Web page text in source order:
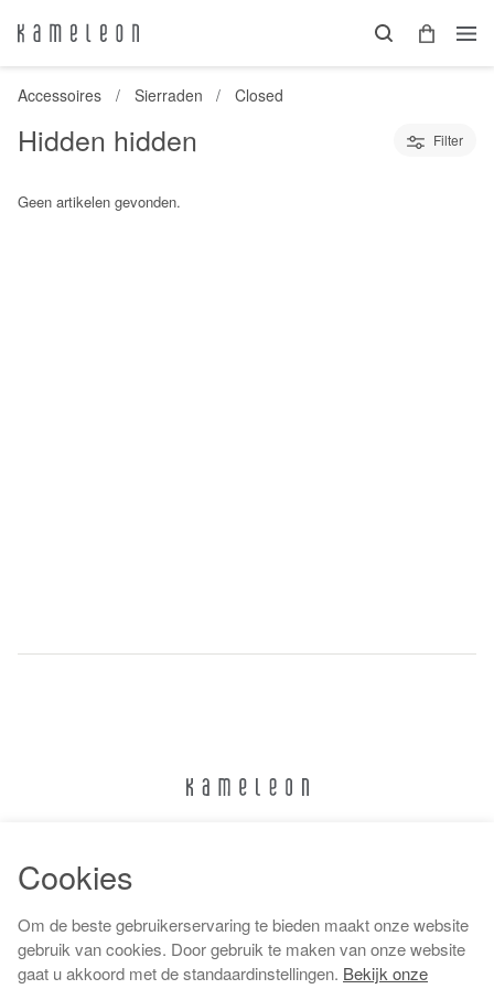
Accessoires Sierraden Closed
Hidden hidden Filter
Geen artikelen gevonden.
Algemene voorwaarden
Cookies
Om de beste gebruikerservaring te bieden maakt onze website
gebruik van cookies. Door gebruik te maken van onze website
gaat u akkoord met de standaardinstellingen. Bekijk onze